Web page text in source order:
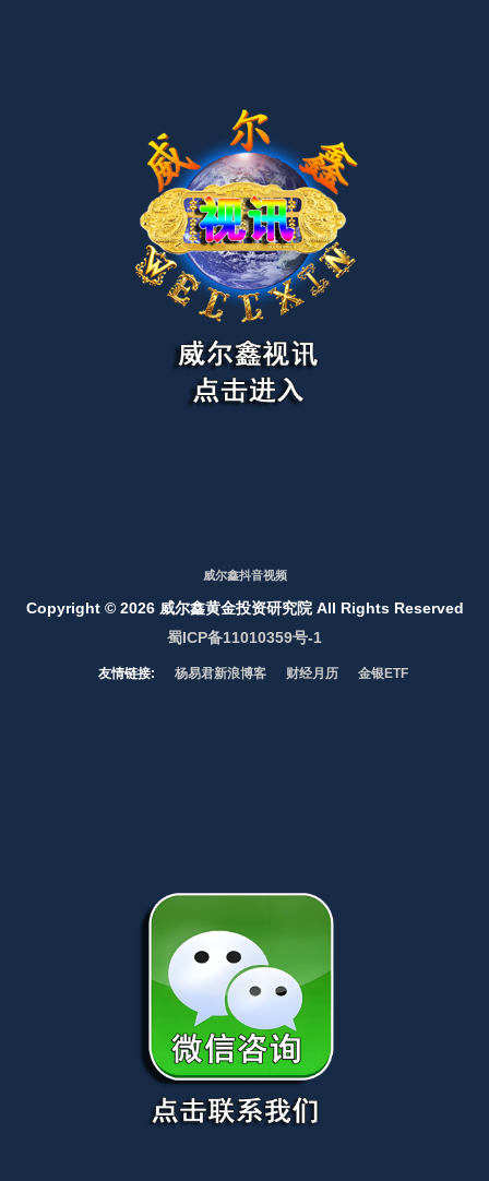
威尔鑫抖音视频
Copyright © 2026 威尔鑫黄金投资研究院 All Rights Reserved
蜀ICP备11010359号-1
友情链接: 杨易君新浪博客 财经月历 金银ETF